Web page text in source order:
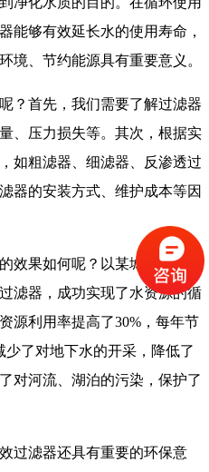
能够有效延长水的使用寿命，
境、节约能源具有重要意义。
？首先，我们需要了解过滤器
、压力损失等。其次，根据实
如粗滤器、细滤器、反渗透过
器的安装方式、维护成本等因
效果如何呢？以某城市为例，
滤器，成功实现了水资源的循
源利用率提高了30%，每年节
了对地下水的开采，降低了
对河流、湖泊的污染，保护了
过滤器还具有重要的环保意